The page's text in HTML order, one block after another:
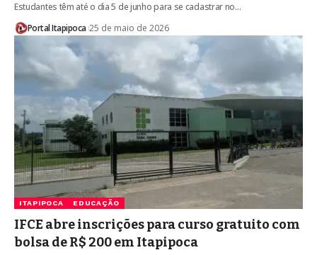
Estudantes têm até o dia 5 de junho para se cadastrar no…
Portal Itapipoca 25 de maio de 2026
ITAPIPOCA EDUCAÇÃO
IFCE abre inscrições para curso gratuito com
bolsa de R$ 200 em Itapipoca